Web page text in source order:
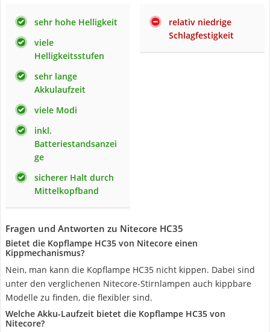
sehr hohe Helligkeit
viele
Helligkeitsstufen
sehr lange
Akkulaufzeit
viele Modi
inkl.
Batteriestandsanzei
ge
sicherer Halt durch
Mittelkopfband
relativ niedrige
Schlagfestigkeit
Fragen und Antworten zu Nitecore HC35
Bietet die Kopflampe HC35 von Nitecore einen
Kippmechanismus?
Nein, man kann die Kopflampe HC35 nicht kippen. Dabei sind
unter den verglichenen Nitecore-Stirnlampen auch kippbare
Modelle zu finden, die flexibler sind.
Welche Akku-Laufzeit bietet die Kopflampe HC35 von
Nitecore?